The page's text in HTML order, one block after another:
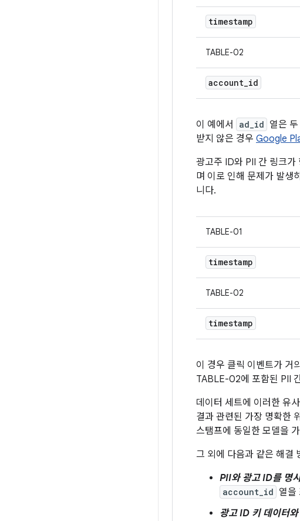
timestamp
TABLE-02
account_id
이 예에서 ad_id 열은
받지 않은 경우 Google
광고주 ID와 PII 간 링크
며 이로 인해 문제가 발생
니다.
TABLE-01
timestamp
TABLE-02
timestamp
이 경우 클릭 이벤트가 거
TABLE-02에 포함된 PII
데이터 세트에 이러한 유
결과 관련된 가장 명확한
스탬프에 동일한 모델을
그 외에 다음과 같은 해결
PII와 광고 ID를 명
account_id 열을
광고 ID 키 데이터